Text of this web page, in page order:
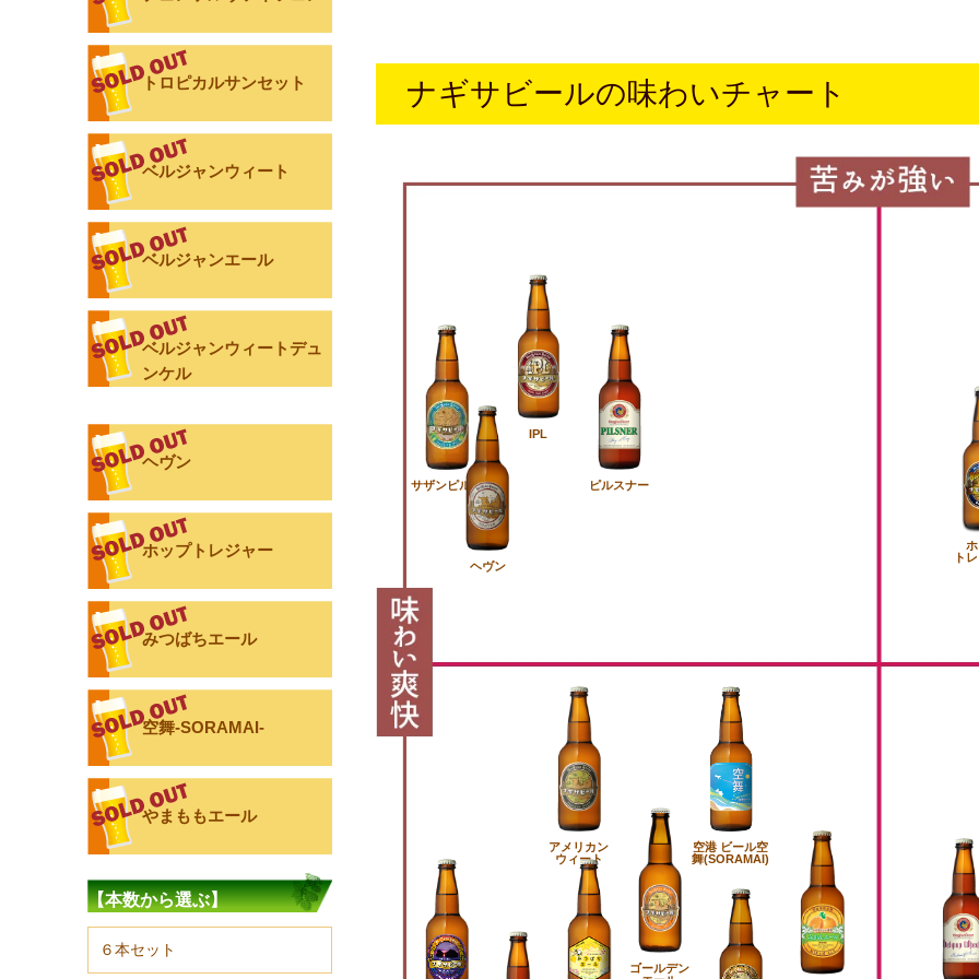
トロピカルサンセット
ベルジャンウィート
ベルジャンエール
ベルジャンウィートデュ
ンケル
ヘヴン
ホップトレジャー
みつばちエール
空舞-SORAMAI-
やまももエール
【本数から選ぶ】
６本セット
ナギサビールの味わいチャート
アメリカン
ウィート
ゴールデン
ヘヴン
ピルスナー
空港 ビール空
舞(SORAMAI)
ト
サザンピルス
IPL